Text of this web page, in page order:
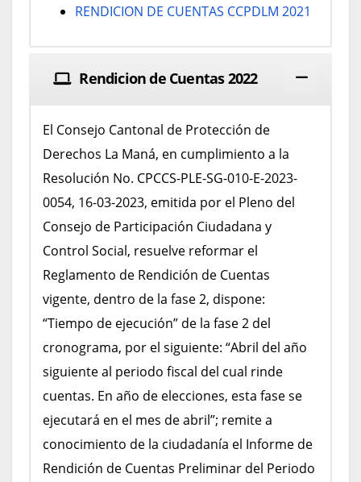
RENDICION DE CUENTAS CCPDLM 2021
Rendicion de Cuentas 2022
El Consejo Cantonal de Protección de
Derechos La Maná, en cumplimiento a la
Resolución No. CPCCS-PLE-SG-010-E-2023-
0054, 16-03-2023, emitida por el Pleno del
Consejo de Participación Ciudadana y
Control Social, resuelve reformar el
Reglamento de Rendición de Cuentas
vigente, dentro de la fase 2, dispone:
“Tiempo de ejecución” de la fase 2 del
cronograma, por el siguiente: “Abril del año
siguiente al periodo fiscal del cual rinde
cuentas. En año de elecciones, esta fase se
ejecutará en el mes de abril”; remite a
conocimiento de la ciudadanía el Informe de
Rendición de Cuentas Preliminar del Periodo